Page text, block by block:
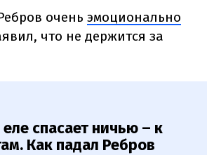
очень эмоционально
что не держится за
спасает ничью – к
Как падал Ребров